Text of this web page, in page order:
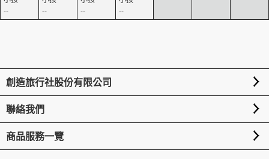
-- -- -- --
創造旅行社股份有限公司
聯絡我們
商品服務一覽